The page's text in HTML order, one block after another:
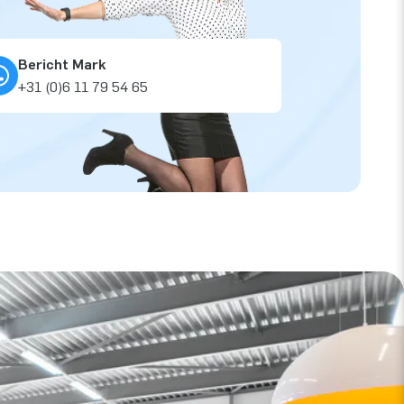
Bericht Mark
+31 (0)6 11 79 54 65